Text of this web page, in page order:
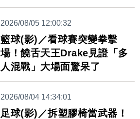
禁賽」
2026/08/05 12:00:32
籃球(影)／看球賽突變拳擊
場！饒舌天王Drake見證「多
人混戰」大場面驚呆了
2026/08/04 14:34:01
足球(影)／拆塑膠椅當武器！